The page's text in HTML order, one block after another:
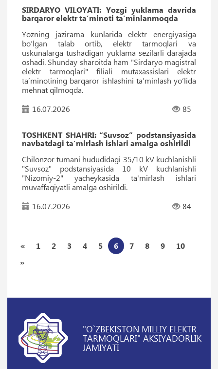
SIRDARYO VILOYATI: Yozgi yuklama davrida
barqaror elektr ta’minoti ta’minlanmoqda
Yozning jazirama kunlarida elektr energiyasiga
bo‘lgan talab ortib, elektr tarmoqlari va
uskunalarga tushadigan yuklama sezilarli darajada
oshadi. Shunday sharoitda ham "Sirdaryo magistral
elektr tarmoqlari" filiali mutaxassislari elektr
ta’minotining barqaror ishlashini ta’minlash yo‘lida
mehnat qilmoqda.
16.07.2026
85
TOSHKENT SHAHRI: “Suvsoz” podstansiyasida
navbatdagi ta’mirlash ishlari amalga oshirildi
Chilonzor tumani hududidagi 35/10 kV kuchlanishli
"Suvsoz" podstansiyasida 10 kV kuchlanishli
"Nizomiy-2" yacheykasida ta'mirlash ishlari
muvaffaqiyatli amalga oshirildi.
16.07.2026
84
« 1 2 3 4 5 6 7 8 9
10
»
"O`ZBEKISTON MILLIY ELEKTR
TARMOQLARI" AKSIYADORLIK
JAMIYATI